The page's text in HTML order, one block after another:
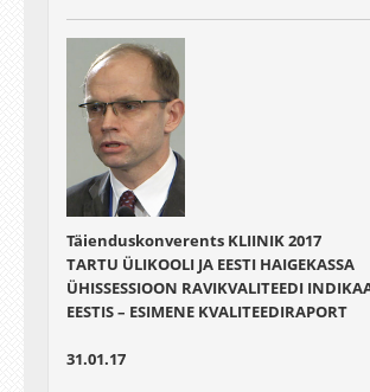
Täienduskonverents KLIINIK 2017
TARTU ÜLIKOOLI JA EESTI HAIGEKASSA
ÜHISSESSIOON RAVIKVALITEEDI
EESTIS – ESIMENE KVALITEEDIRAPORT
31.01.17